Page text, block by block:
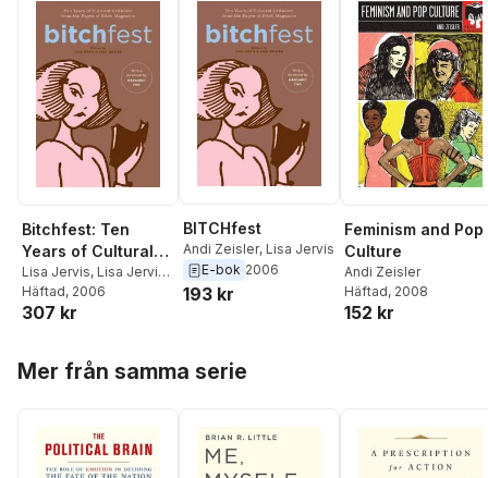
Bitchfest: Ten
Years of Cultural
Criticism from the
Pages of Bitch
Magazine
Lisa Jervis, Lisa Jervis ,
Andi Zeisler
Häftad, 2006
307 kr
BITCHfest
Andi Zeisler, Lisa Jervis
E-bok 2006
193 kr
Feminism and Pop
Culture
Andi Zeisler
Häftad, 2008
152 kr
Mer från samma serie